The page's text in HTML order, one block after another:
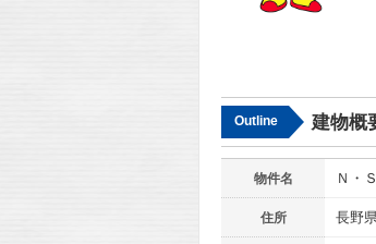
Outline 建物概
物件名 Ｎ・
住所 長野県